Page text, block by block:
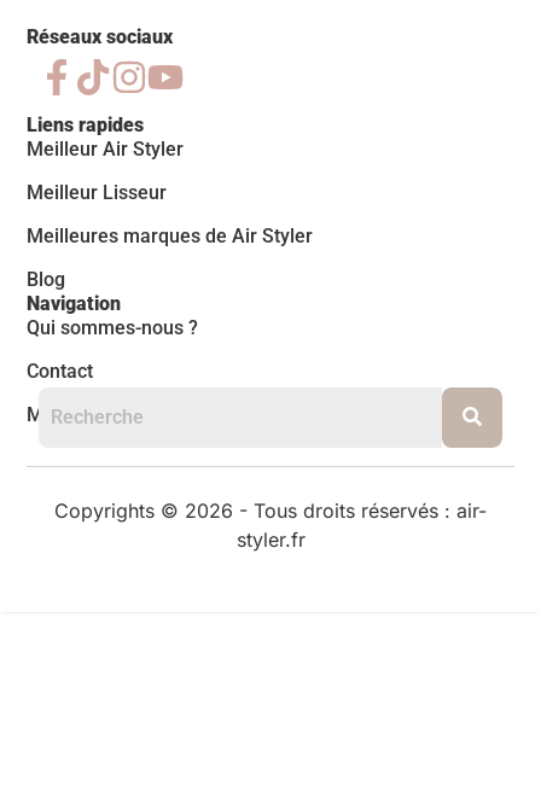
Réseaux sociaux
Liens rapides
Meilleur Air Styler
Meilleur Lisseur
Meilleures marques de Air Styler
Blog
Navigation
Qui sommes-nous ?
Contact
Mentions légales
Copyrights © 2026 - Tous droits réservés : air-
styler.fr